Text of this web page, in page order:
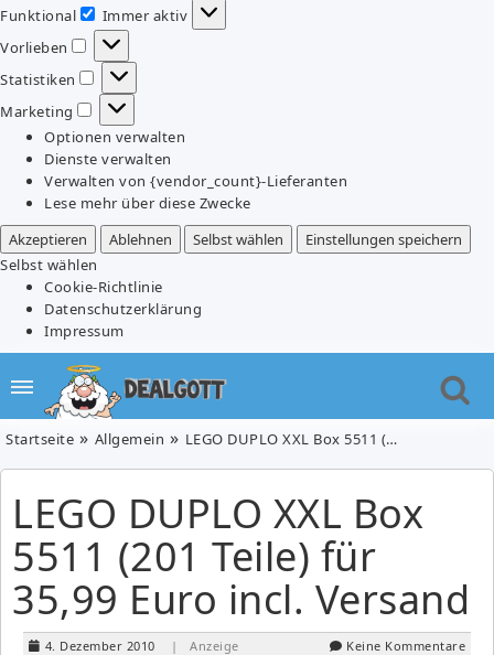
Funktional
Funktional
Immer aktiv
Vorlieben
Vorlieben
Statistiken
Statistiken
Marketing
Marketing
Optionen verwalten
Dienste verwalten
Verwalten von {vendor_count}-Lieferanten
Lese mehr über diese Zwecke
Akzeptieren
Ablehnen Selbst wählen
Einstellungen speichern
Selbst wählen
Cookie-Richtlinie
Datenschutzerklärung
Impressum
Startseite Allgemein LEGO DUPLO XXL Box 5511 (201 Teile) für 35,99 Euro incl. Versand
LEGO DUPLO XXL Box
5511 (201 Teile) für
35,99 Euro incl. Versand
4. Dezember 2010 | Anzeige Keine Kommentare